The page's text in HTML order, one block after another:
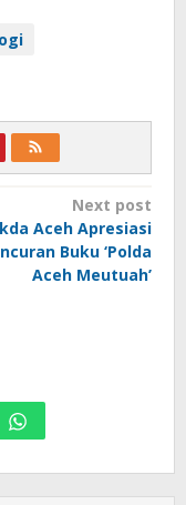
Next post
Aceh Apresiasi
Buku ‘Polda
Aceh Meutuah’